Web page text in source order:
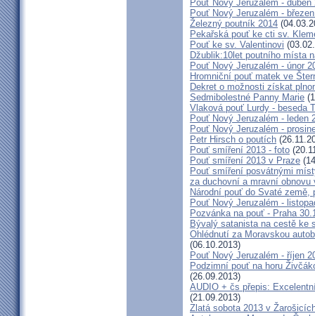
Pouť Nový Jeruzalém - duben
Pouť Nový Jeruzalém -
Železný poutník 2014
Pekařská pouť ke cti sv.
Pouť ke sv. Valentinovi
Džublik:10let poutního místa
Pouť Nový Jeruzalém - únor
Hromniční pouť matek ve
Dekret o možnosti získat
Sedmibolestné Panny Marie
Vlaková pouť Lurdy - beseda
Pouť Nový Jeruzalém - leden
Pouť Nový Jeruzalém -
Petr Hirsch o poutích
Pouť smíření 2013 - foto
Pouť smíření 2013 v Praze
Pouť smíření posvátnými
za duchovní a mravní obnovu
Národní pouť do Svaté země,
Pouť Nový Jeruzalém -
Pozvánka na pouť - Praha
Bývalý satanista na cestě ke
Ohlédnutí za Moravskou
(06.10.2013)
Pouť Nový Jeruzalém - říjen
Podzimní pouť na horu
(26.09.2013)
AUDIO + čs přepis:
(21.09.2013)
Zlatá sobota 2013 v